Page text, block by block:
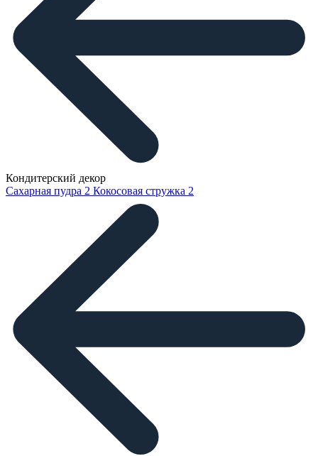
Кондитерский декор
Сахарная пудра 2 Кокосовая стружка 2